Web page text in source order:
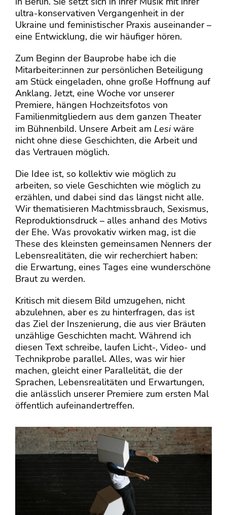
ultra-konservativen Vergangenheit in der
Ukraine und feministischer Praxis auseinander –
eine Entwicklung, die wir häufiger hören.
Zum Beginn der Bauprobe habe ich die
Mitarbeiter:innen zur persönlichen Beteiligung
am Stück eingeladen, ohne große Hoffnung auf
Anklang. Jetzt, eine Woche vor unserer
Premiere, hängen Hochzeitsfotos von
Familienmitgliedern aus dem ganzen Theater
im Bühnenbild. Unsere Arbeit am Lesiwäre
nicht ohne diese Geschichten, die Arbeit und
das Vertrauen möglich.
Die Idee ist, so kollektiv wie möglich zu
arbeiten, so viele Geschichten wie möglich zu
erzählen, und dabei sind das längst nicht alle.
Wir thematisieren Machtmissbrauch, Sexismus,
Reproduktionsdruck – alles anhand des Motivs
der Ehe. Was provokativ wirken mag, ist die
These des kleinsten gemeinsamen Nenners der
Lebensrealitäten, die wir recherchiert haben:
die Erwartung, eines Tages eine wunderschöne
Braut zu werden.
Kritisch mit diesem Bild umzugehen, nicht
abzulehnen, aber es zu hinterfragen, das ist
das Ziel der Inszenierung, die aus vier Bräuten
unzählige Geschichten macht. Während ich
diesen Text schreibe, laufen Licht-, Video- und
Technikprobe parallel. Alles, was wir hier
machen, gleicht einer Parallelität, die der
Sprachen, Lebensrealitäten und Erwartungen,
die anlässlich unserer Premiere zum ersten Mal
öffentlich aufeinandertreffen.